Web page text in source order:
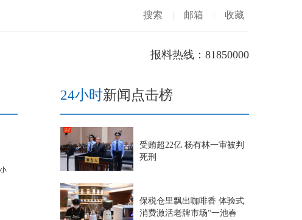
搜索 | 邮箱 | 收藏
报料热线：81850000
24小时新闻点击榜
受贿超22亿 杨有林一审被判
死刑
保税仓里飘出咖啡香 体验式
消费激活老牌市场“一池春